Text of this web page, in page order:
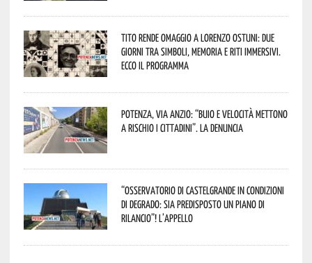
Tito rende omaggio a Lorenzo Ostuni: due
giorni tra simboli, memoria e riti immersivi.
Ecco il programma
Potenza, Via Anzio: “Buio e velocità mettono
a rischio i cittadini”. La denuncia
“Osservatorio di Castelgrande in condizioni
di degrado: sia predisposto un piano di
rilancio”! L’appello